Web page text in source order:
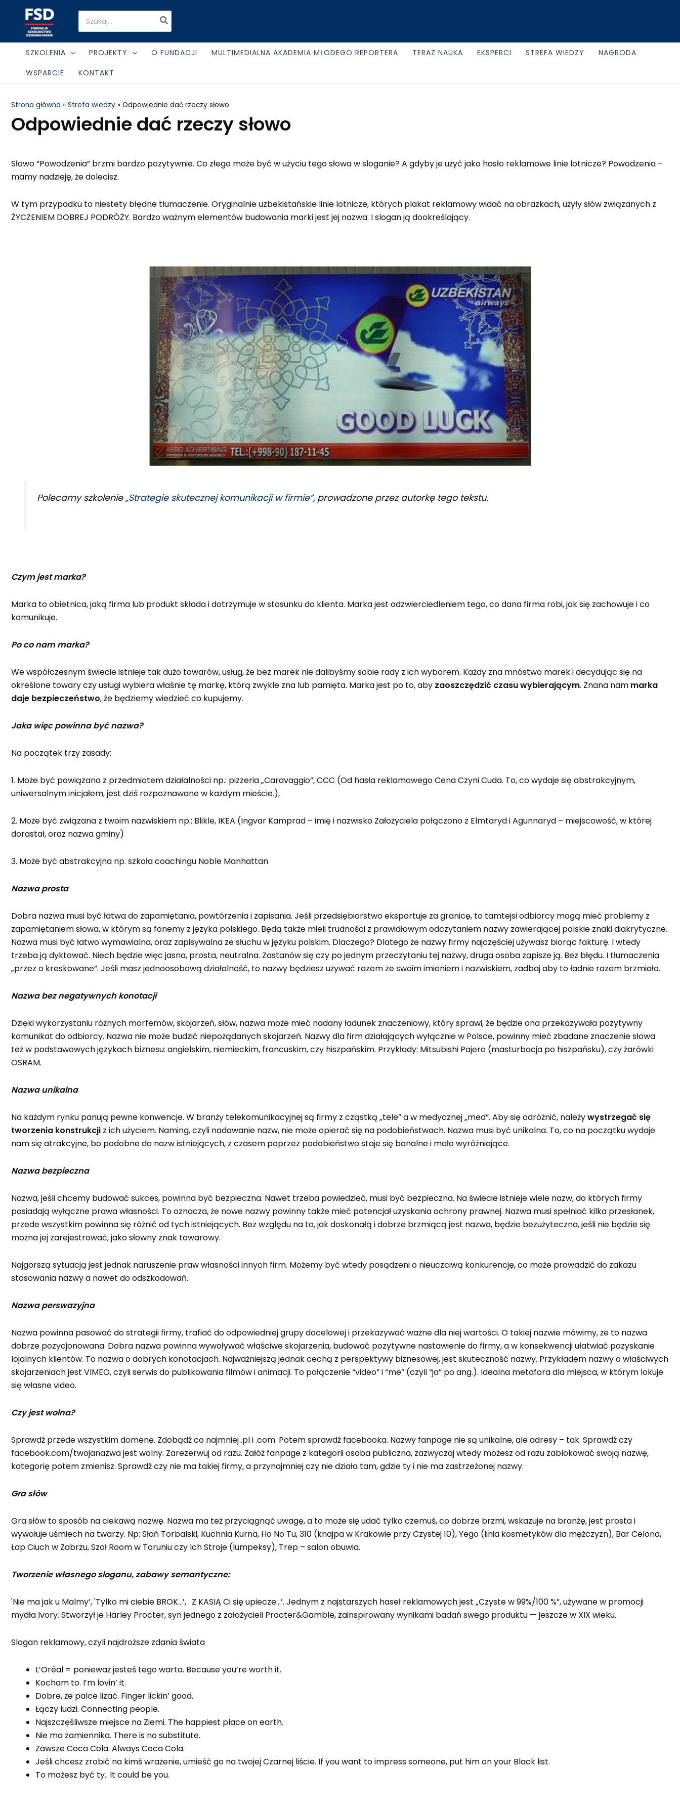
content
Search
for:
SZKOLENIA PROJEKTY O FUNDACJI MULTIMEDIALNA AKADEMIA MŁODEGO REPORTERA TERAZ NAUKA EKSPERCI STREFA WIEDZY
NAGRODA
WSPARCIE
KONTAKT
Strona główna » Strefa wiedzy » Odpowiednie dać rzeczy słowo
Odpowiednie dać rzeczy słowo
Słowo “Powodzenia” brzmi bardzo pozytywnie. Co złego może być w użyciu tego słowa w sloganie? A gdyby je użyć jako hasło reklamowe linie lotnicze? Powodzenia –
mamy nadzieję, że dolecisz.
W tym przypadku to niestety błędne tłumaczenie. Oryginalnie uzbekistańskie linie lotnicze, których plakat reklamowy widać na obrazkach, użyły słów związanych z
ŻYCZENIEM DOBREJ PODRÓŻY. Bardzo ważnym elementów budowania marki jest jej nazwa. I slogan ją dookreślający.
Polecamy szkolenie„Strategie skutecznej komunikacji w firmie”, prowadzone przez autorkę tego tekstu.
Czym jest marka?
Marka to obietnica, jaką firma lub produkt składa i dotrzymuje w stosunku do klienta. Marka jest odzwierciedleniem tego, co dana firma robi, jak się zachowuje i co
komunikuje.
Po co nam marka?
We współczesnym świecie istnieje tak dużo towarów, usług, że bez marek nie dalibyśmy sobie rady z ich wyborem. Każdy zna mnóstwo marek i decydując się na
określone towary czy usługi wybiera właśnie tę markę, którą zwykle zna lub pamięta. Marka jest po to, aby zaoszczędzić czasu wybierającym. Znana nam marka
daje bezpieczeństwo, że będziemy wiedzieć co kupujemy.
Jaka więc powinna być nazwa?
Na początek trzy zasady:
1. Może być powiązana z przedmiotem działalności np.: pizzeria „Caravaggio”, CCC (Od hasła reklamowego Cena Czyni Cuda. To, co wydaje się abstrakcyjnym,
uniwersalnym inicjałem, jest dziś rozpoznawane w każdym mieście.),
2. Może być związana z twoim nazwiskiem np.: Blikle, IKEA (Ingvar Kamprad – imię i nazwisko Założyciela połączono z Elmtaryd i Agunnaryd – miejscowość, w której
dorastał, oraz nazwa gminy)
3. Może być abstrakcyjna np. szkoła coachingu Noble Manhattan
Nazwa prosta
Dobra nazwa musi być łatwa do zapamiętania, powtórzenia i zapisania. Jeśli przedsiębiorstwo eksportuje za granicę, to tamtejsi odbiorcy mogą mieć problemy z
zapamiętaniem słowa, w którym są fonemy z języka polskiego. Będą także mieli trudności z prawidłowym odczytaniem nazwy zawierającej polskie znaki diakrytyczne.
Nazwa musi być łatwo wymawialna, oraz zapisywalna ze słuchu w języku polskim. Dlaczego? Dlatego że nazwy firmy najczęściej używasz biorąc fakturę. I wtedy
trzeba ją dyktować. Niech będzie więc jasna, prosta, neutralna. Zastanów się czy po jednym przeczytaniu tej nazwy, druga osoba zapisze ją. Bez błędu. I tłumaczenia
„przez o kreskowane”. Jeśli masz jednoosobową działalność, to nazwy będziesz używać razem ze swoim imieniem i nazwiskiem, zadbaj aby to ładnie razem brzmiało.
Nazwa bez negatywnych konotacji
Dzięki wykorzystaniu różnych morfemów, skojarzeń, słów, nazwa może mieć nadany ładunek znaczeniowy, który sprawi, że będzie ona przekazywała pozytywny
komunikat do odbiorcy. Nazwa nie może budzić niepożądanych skojarzeń. Nazwy dla firm działających wyłącznie w Polsce, powinny mieć zbadane znaczenie słowa
też w podstawowych językach biznesu: angielskim, niemieckim, francuskim, czy hiszpańskim. Przykłady: Mitsubishi Pajero (masturbacja po hiszpańsku), czy żarówki
OSRAM.
Nazwa unikalna
Na każdym rynku panują pewne konwencje. W branży telekomunikacyjnej są firmy z cząstką „tele” a w medycznej „med”. Aby się odróżnić, należywystrzegać się
tworzenia konstrukcji z ich użyciem. Naming, czyli nadawanie nazw, nie może opierać się na podobieństwach. Nazwa musi być unikalna. To, co na początku wydaje
nam się atrakcyjne, bo podobne do nazw istniejących, z czasem poprzez podobieństwo staje się banalne i mało wyróżniające.
Nazwa bezpieczna
Nazwa, jeśli chcemy budować sukces, powinna być bezpieczna. Nawet trzeba powiedzieć, musi być bezpieczna. Na świecie istnieje wiele nazw, do których firmy
posiadają wyłączne prawa własności. To oznacza, że nowe nazwy powinny także mieć potencjał uzyskania ochrony prawnej. Nazwa musi spełniać kilka przesłanek,
przede wszystkim powinna się różnić od tych istniejących. Bez względu na to, jak doskonałą i dobrze brzmiącą jest nazwa, będzie bezużyteczna, jeśli nie będzie się
można jej zarejestrować, jako słowny znak towarowy.
Najgorszą sytuacją jest jednak naruszenie praw własności innych firm. Możemy być wtedy posądzeni o nieuczciwą konkurencję, co może prowadzić do zakazu
stosowania nazwy a nawet do odszkodowań.
Nazwa perswazyjna
Nazwa powinna pasować do strategii firmy, trafiać do odpowiedniej grupy docelowej i przekazywać ważne dla niej wartości. O takiej nazwie mówimy, że to nazwa
dobrze pozycjonowana. Dobra nazwa powinna wywoływać właściwe skojarzenia, budować pozytywne nastawienie do firmy, a w konsekwencji ułatwiać pozyskanie
lojalnych klientów. To nazwa o dobrych konotacjach. Najważniejszą jednak cechą z perspektywy biznesowej, jest skuteczność nazwy. Przykładem nazwy o właściwych
skojarzeniach jest VIMEO, czyli serwis do publikowania filmów i animacji. To połączenie “video” i “me” (czyli “ja” po ang.). Idealna metafora dla miejsca, w którym lokuje
się własne video.
Czy jest wolna?
Sprawdź przede wszystkim domenę. Zdobądź co najmniej .pl i .com. Potem sprawdź facebooka. Nazwy fanpage nie są unikalne, ale adresy – tak. Sprawdź czy
facebook.com/twojanazwa jest wolny. Zarezerwuj od razu. Załóż fanpage z kategorii osoba publiczna, zazwyczaj wtedy możesz od razu zablokować swoją nazwę,
kategorię potem zmienisz. Sprawdź czy nie ma takiej firmy, a przynajmniej czy nie działa tam, gdzie ty i nie ma zastrzeżonej nazwy.
Gra słów
Gra słów to sposób na ciekawą nazwę. Nazwa ma też przyciągnąć uwagę, a to może się udać tylko czemuś, co dobrze brzmi, wskazuje na branżę, jest prosta i
wywołuje uśmiech na twarzy. Np: Słoń Torbalski, Kuchnia Kurna, Ho No Tu, 310 (knajpa w Krakowie przy Czystej 10), Yego (linia kosmetyków dla mężczyzn), Bar Celona,
Łap Ciuch w Zabrzu, Szoł Room w Toruniu czy Ich Stroje (lumpeksy), Trep – salon obuwia.
Tworzenie własnego sloganu, zabawy semantyczne:
'Nie ma jak u Malmy’, 'Tylko mi ciebie BROK…’, . Z KASIĄ Ci się upiecze…’. Jednym z najstarszych haseł reklamowych jest „Czyste w 99%/100 %”, używane w promocji
mydła Ivory. Stworzył je Harley Procter, syn jednego z założycieli Procter&Gamble, zainspirowany wynikami badań swego produktu — jeszcze w XIX wieku.
Slogan reklamowy, czyli najdroższe zdania świata
L’Oréal = ponieważ jesteś tego warta. Because you’re worth it.
Kocham to. I’m lovin’ it.
Dobre, że palce lizać. Finger lickin’ good.
Łączy ludzi. Connecting people.
Najszczęśliwsze miejsce na Ziemi. The happiest place on earth.
Nie ma zamiennika. There is no substitute.
Zawsze Coca Cola. Always Coca Cola.
Jeśli chcesz zrobić na kimś wrażenie, umieść go na twojej Czarnej liście. If you want to impress someone, put him on your Black list.
To możesz być ty.. It could be you.